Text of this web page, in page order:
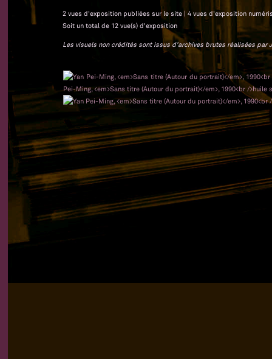
2 vues d'exposition publiées sur le site | 4 vues d'exposition
Soit un total de 12 vue(s) d'exposition
Les visuels non crédités sont issus d'archives brutes réalisées par